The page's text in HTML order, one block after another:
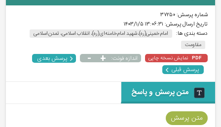
شماره پرسش:۳۷۲۵۰
تاریخ ارسال پرسش: ۱۳:۰۶:۳۱ ۱۴۰۳/۱/۵
دسته بندی ها:
امام خمینی(ره)، شهید امام خامنه‌ای(ره)، انقلاب اسلامی، تمدن اسلامی
مقاومت
PDF نمایش نسخه چاپی اندازه فونت: +
-
پرسش بعدی
پرسش قبلی
متن پرسش و پاسخ
متن پرسش